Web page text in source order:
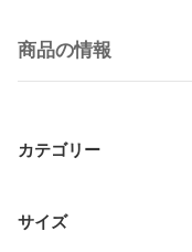
商品の情報
カテゴリー
サイズ